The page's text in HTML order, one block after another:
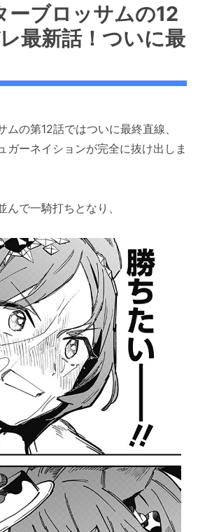
ーブロッサムの12
最新話！ついに最
ムの第12話ではついに最終直線、
ガーネイションが完全に抜け出しま
で一騎打ちとなり、